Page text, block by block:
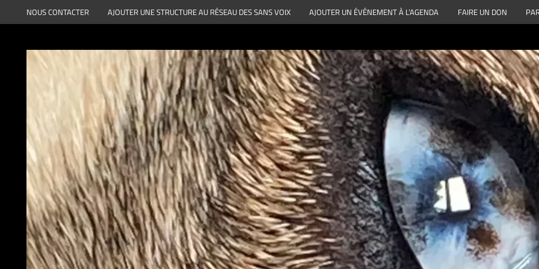
au
NOUS CONTACTER AJOUTER UNE STRUCTURE AU RÉSEAU DES SANS VOIX AJOUTER UN ÉVÉNEMENT À L’AGENDA FAIRE UN DON